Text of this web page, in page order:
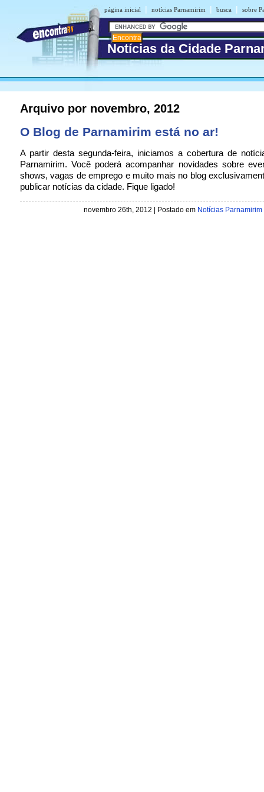
página inicial | notícias Parnamirim | busca | sobre
Notícias da Cidade
Arquivo por novembro, 2012
O Blog de Parnamirim está no ar!
A partir desta segunda-feira, iniciamos a cobertura de
Parnamirim. Você poderá acompanhar novidades sobre
shows, vagas de emprego e muito mais no blog
publicar notícias da cidade. Fique ligado!
novembro 26th, 2012 | Postado em Notícias Parnamirim